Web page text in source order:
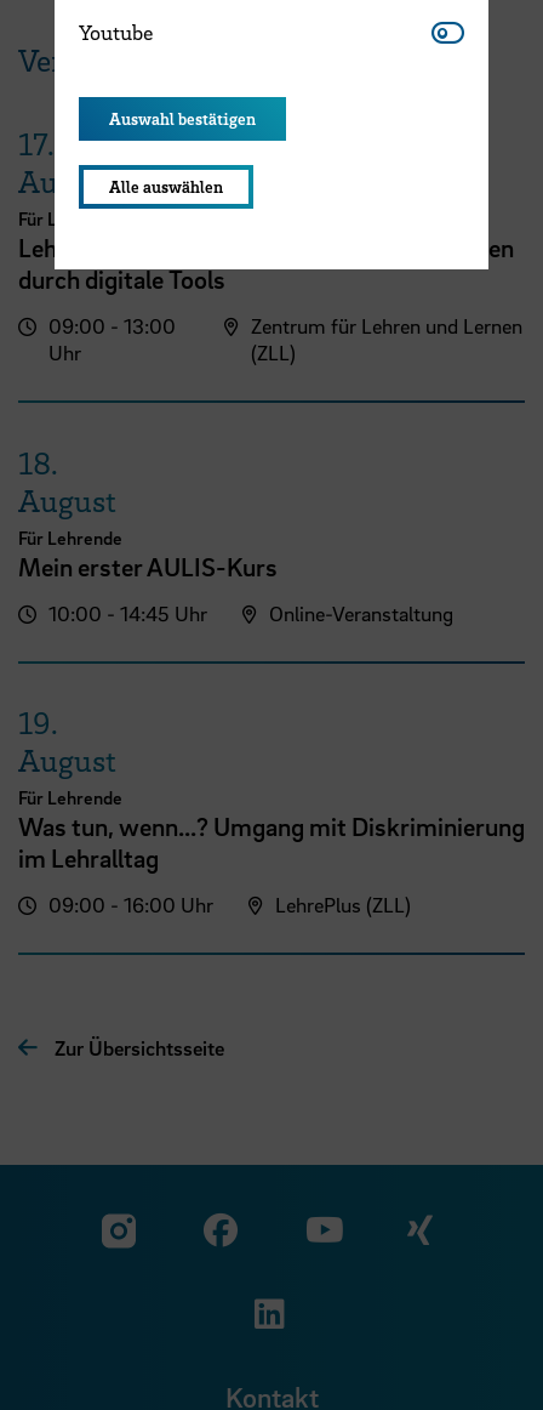
Veranstaltungen der HSB
17.
August
Für Lehrende
Lehrveranstaltungsplanung mit KI. Zeit sparen
durch digitale Tools
09:00 - 13:00
Uhr
Zentrum für Lehren und Lernen
(ZLL)
18.
August
Für Lehrende
Mein erster AULIS-Kurs
10:00 - 14:45 Uhr Online-Veranstaltung
19.
August
Für Lehrende
Was tun, wenn...? Umgang mit Diskriminierung
im Lehralltag
09:00 - 16:00 Uhr LehrePlus (ZLL)
Zur Übersichtsseite
Zu unserer Facebook
Zu
Zu unserer
Kontakt
Youtube Youtube
Auswahl bestätigen
Alle auswählen